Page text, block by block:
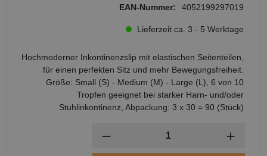
EAN-Nummer:
4052199297019
Lieferzeit ca. 3 - 5 Werktage
Hochmoderner Inkontinenzslip mit elastischen Seitenteilen,
für einen perfekten Sitz und mehr Bewegungsfreiheit.
Größe: Small (S) - Medium (M) - Large (L), 6 von 10
Tropfen geeignet bei starker Harn- und/oder
Stuhlinkontinenz, Abpackung: 3 x 30 = 90 (Stück)